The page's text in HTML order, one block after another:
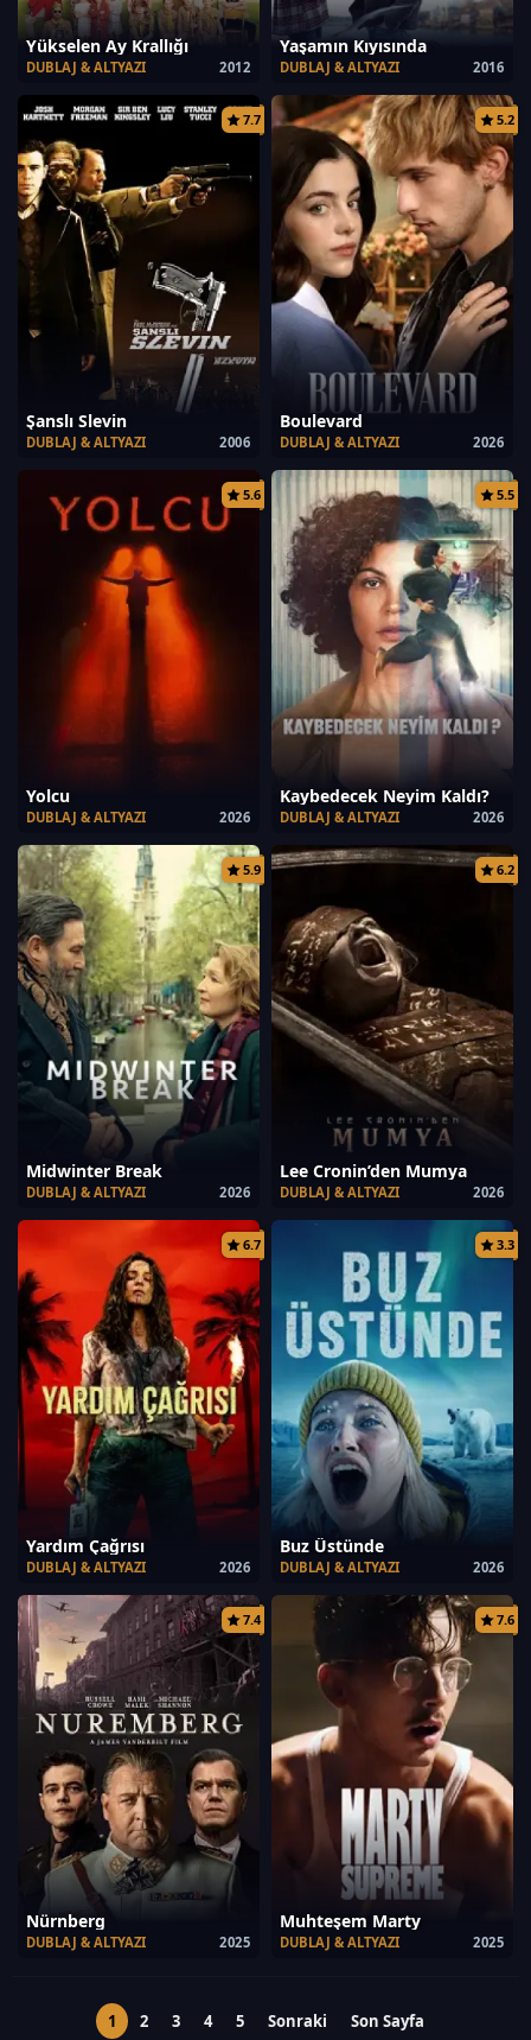
Yükselen Ay Krallığı
2012
DUBLAJ & ALTYAZI
Yaşamın Kıyısında
2016
DUBLAJ & ALTYAZI
7.7
Şanslı Slevin
2006
DUBLAJ & ALTYAZI
5.2
Boulevard
2026
DUBLAJ & ALTYAZI
5.6
Yolcu
2026
DUBLAJ & ALTYAZI
5.5
Kaybedecek Neyim Kaldı?
2026
DUBLAJ & ALTYAZI
5.9
Midwinter Break
2026
DUBLAJ & ALTYAZI
6.2
Lee Cronin’den Mumya
2026
DUBLAJ & ALTYAZI
6.7
Yardım Çağrısı
2026
DUBLAJ & ALTYAZI
3.3
Buz Üstünde
2026
DUBLAJ & ALTYAZI
7.4
Nürnberg
2025
DUBLAJ & ALTYAZI
7.6
Muhteşem Marty
2025
DUBLAJ & ALTYAZI
1 2 3 4 5 Sonraki Son Sayfa